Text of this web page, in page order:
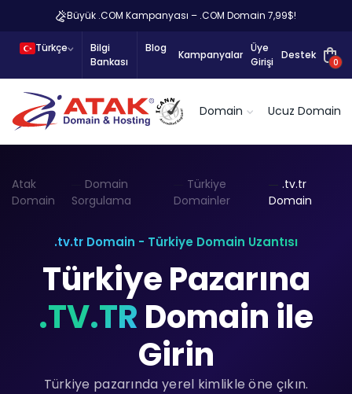
Büyük .COM Kampanyası – .COM Domain 7,99$!
Türkçe
Bilgi
Bankası
Blog
Kampanyalar
Üye
Girişi
Destek
0
Domain Ucuz Domain
Atak
Domain
Domain
Sorgulama
Türkiye
Domainler
.tv.tr
Domain
.tv.tr Domain - Türkiye Domain Uzantısı
Türkiye Pazarına
.TV.TR Domain ile
Girin
Türkiye pazarında yerel kimlikle öne çıkın.